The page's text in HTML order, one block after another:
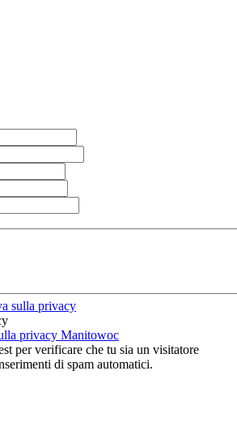
sulla privacy
privacy Manitowoc
per verificare che tu sia un visitatore
di spam automatici.